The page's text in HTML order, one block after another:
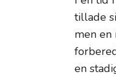
tillade
men en
en